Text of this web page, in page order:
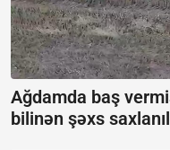
Ağdamda baş
bilinən şəxs